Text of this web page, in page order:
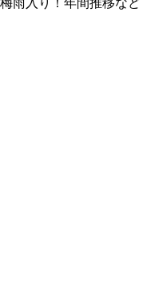
雨入り！年間推移など